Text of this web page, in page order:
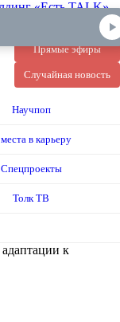
Прямые эфиры
Случайная новость
Научпоп
в карьеру
Спецпроекты
Толк ТВ
к